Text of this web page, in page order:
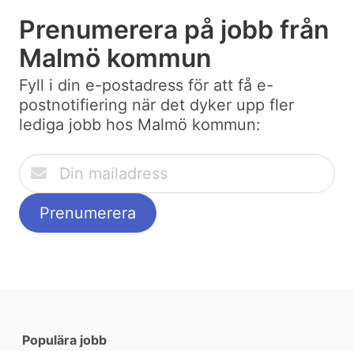
Prenumerera på jobb från
Malmö kommun
Fyll i din e-postadress för att få e-
postnotifiering när det dyker upp fler
lediga jobb hos Malmö kommun:
Populära jobb